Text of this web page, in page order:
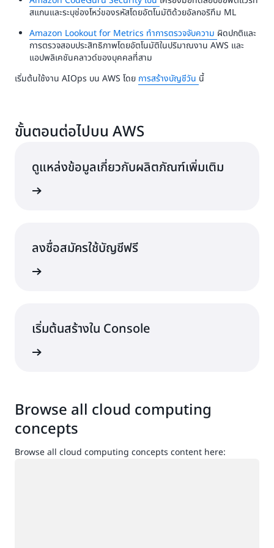
สแกนและระบุช่องโหว่ของรหัสโดยอัตโนมัติด้วยอัลกอริทึม ML
Amazon Lookout for Metrics ทำการตรวจจับความ ผิดปกติและ
การตรวจสอบประสิทธิภาพโดยอัตโนมัติในปริมาณงาน AWS และ
แอปพลิเคชันคลาวด์ของบุคคลที่สาม
เริ่มต้นใช้งาน AIOps บน AWS โดย การสร้างบัญชีวัน นี้
ขั้นตอนต่อไปบน AWS
ดูแหล่งข้อมูลเกี่ยวกับผลิตภัณฑ์เพิ่มเติม
ลงชื่อสมัครใช้บัญชีฟรี
เริ่มต้นสร้างใน Console
Browse all cloud computing
concepts
Browse all cloud computing concepts content here: